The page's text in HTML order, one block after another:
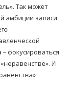
Так может
амбиции записи
фокусироваться
И